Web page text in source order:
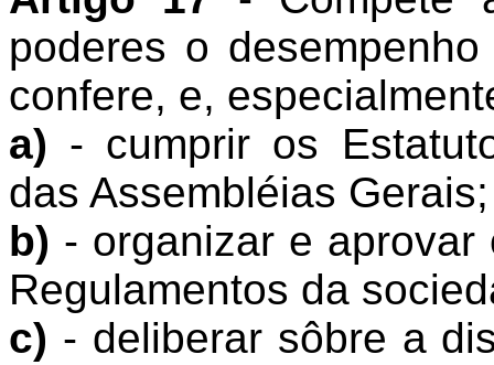
poderes o
confere, e,
a) - cumprir os
das Assembléias Gerais;
b) - organizar e
Regulamentos da
c) - deliberar sôbre a